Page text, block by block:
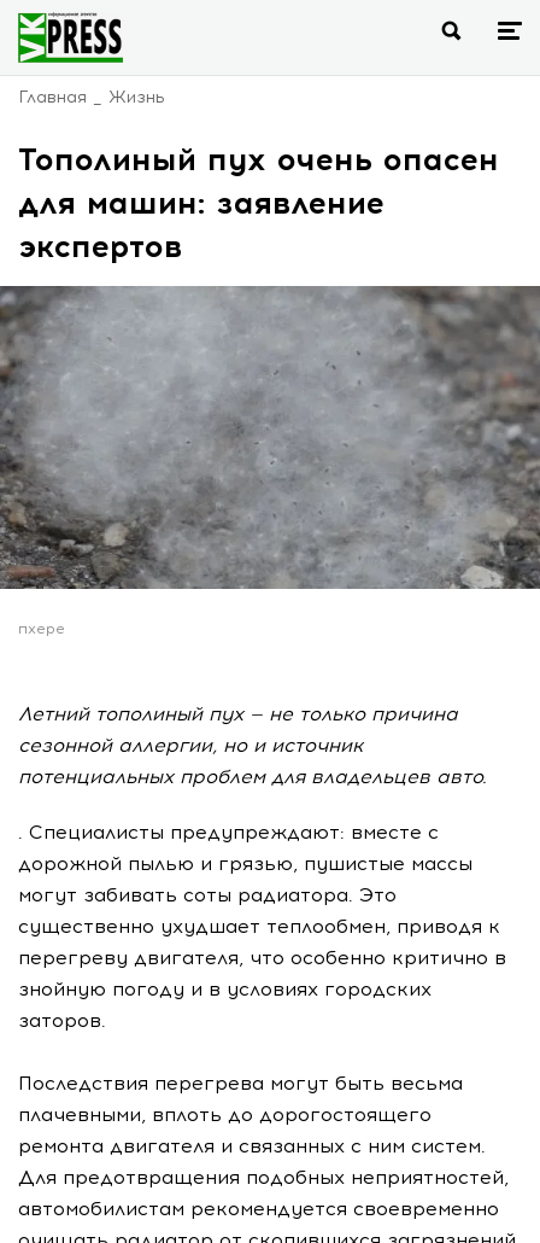
Главная Жизнь
Тополиный пух очень опасен
для машин: заявление
экспертов
пхере
Летний тополиный пух — не только причина
сезонной аллергии, но и источник
потенциальных проблем для владельцев авто.
. Специалисты предупреждают: вместе с
дорожной пылью и грязью, пушистые массы
могут забивать соты радиатора. Это
существенно ухудшает теплообмен, приводя к
перегреву двигателя, что особенно критично в
знойную погоду и в условиях городских
заторов.
Последствия перегрева могут быть весьма
плачевными, вплоть до дорогостоящего
ремонта двигателя и связанных с ним систем.
Для предотвращения подобных неприятностей,
автомобилистам рекомендуется своевременно